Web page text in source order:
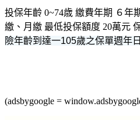
投保年齡 0~74歳 繳費年期 ６年
繳、月繳 最低投保額度 20萬元
險年齡到達一105歲之保單週年
(adsbygoogle =